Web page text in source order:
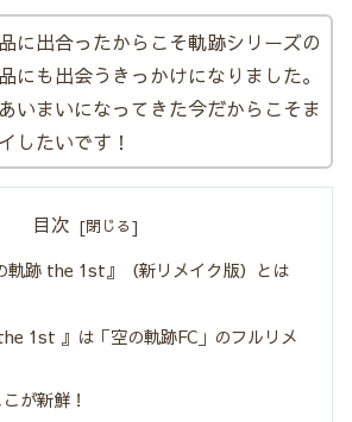
に出合ったからこそ軌跡シリーズの
にも出会うきっかけになりました。
いまいになってきた今だからこそま
したいです！
目次
軌跡 the 1st』（新リメイク版）とは
1st 』は「空の軌跡FC」のフルリメ
が新鮮！